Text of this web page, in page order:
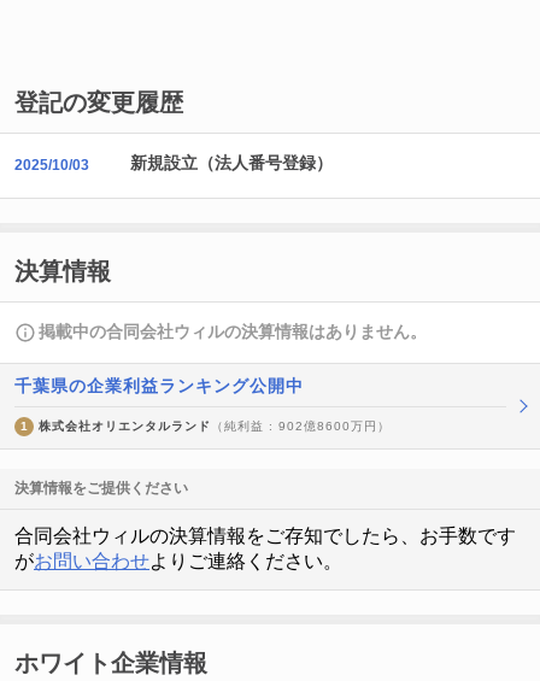
登記の変更履歴
2025/10/03 新規設立（法人番号登録）
決算情報
掲載中の合同会社ウィルの決算情報はありません。
千葉県の企業利益ランキング公開中
1 株式会社オリエンタルランド （純利益 : 902億8600万円）
決算情報をご提供ください
合同会社ウィルの決算情報をご存知でしたら、お手数です
がお問い合わせよりご連絡ください。
ホワイト企業情報